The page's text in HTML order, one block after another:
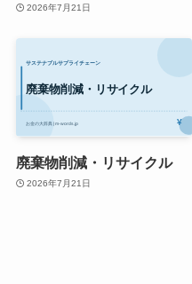
2026年7月21日
廃棄物削減・リサイクル
2026年7月21日